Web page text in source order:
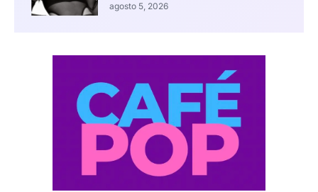
agosto 5, 2026